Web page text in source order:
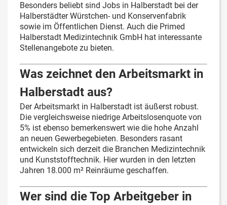
Besonders beliebt sind Jobs in Halberstadt bei der
Halberstädter Würstchen- und Konservenfabrik
sowie im Öffentlichen Dienst. Auch die Primed
Halberstadt Medizintechnik GmbH hat interessante
Stellenangebote zu bieten.
Was zeichnet den Arbeitsmarkt in
Halberstadt aus?
Der Arbeitsmarkt in Halberstadt ist äußerst robust.
Die vergleichsweise niedrige Arbeitslosenquote von
5% ist ebenso bemerkenswert wie die hohe Anzahl
an neuen Gewerbegebieten. Besonders rasant
entwickeln sich derzeit die Branchen Medizintechnik
und Kunststofftechnik. Hier wurden in den letzten
Jahren 18.000 m² Reinräume geschaffen.
Wer sind die Top Arbeitgeber in